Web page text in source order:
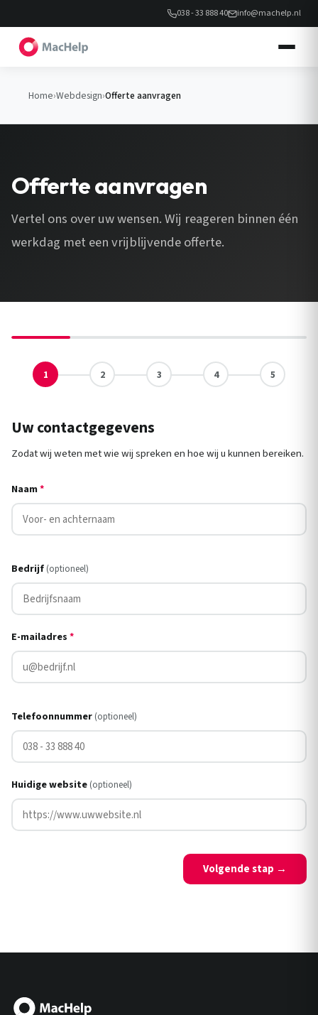
038 - 33 888 40 info@machelp.nl
Home›Webdesign›Offerte aanvragen
Offerte aanvragen
Vertel ons over uw wensen. Wij reageren binnen één
werkdag met een vrijblijvende offerte.
1 2 3 4 5
Uw contactgegevens
Zodat wij weten met wie wij spreken en hoe wij u kunnen bereiken.
Naam*
Bedrijf (optioneel)
E-mailadres *
Telefoonnummer (optioneel)
Huidige website (optioneel)
Volgende stap →